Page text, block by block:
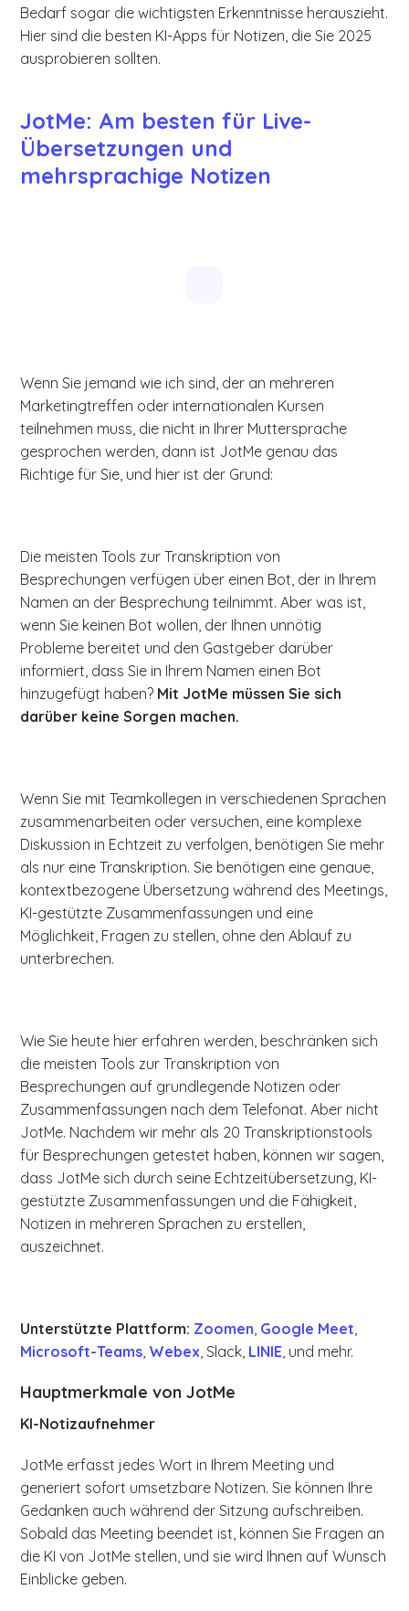
Bedarf sogar die wichtigsten Erkenntnisse herauszieht.
Hier sind die besten KI-Apps für Notizen, die Sie 2025
ausprobieren sollten.
JotMe: Am besten für Live-
Übersetzungen und
mehrsprachige Notizen
Wenn Sie jemand wie ich sind, der an mehreren
Marketingtreffen oder internationalen Kursen
teilnehmen muss, die nicht in Ihrer Muttersprache
gesprochen werden, dann ist JotMe genau das
Richtige für Sie, und hier ist der Grund:
Die meisten Tools zur Transkription von
Besprechungen verfügen über einen Bot, der in Ihrem
Namen an der Besprechung teilnimmt. Aber was ist,
wenn Sie keinen Bot wollen, der Ihnen unnötig
Probleme bereitet und den Gastgeber darüber
informiert, dass Sie in Ihrem Namen einen Bot
hinzugefügt haben? Mit JotMe müssen Sie sich
darüber keine Sorgen machen.
Wenn Sie mit Teamkollegen in verschiedenen Sprachen
zusammenarbeiten oder versuchen, eine komplexe
Diskussion in Echtzeit zu verfolgen, benötigen Sie mehr
als nur eine Transkription. Sie benötigen eine genaue,
kontextbezogene Übersetzung während des Meetings,
KI-gestützte Zusammenfassungen und eine
Möglichkeit, Fragen zu stellen, ohne den Ablauf zu
unterbrechen.
Wie Sie heute hier erfahren werden, beschränken sich
die meisten Tools zur Transkription von
Besprechungen auf grundlegende Notizen oder
Zusammenfassungen nach dem Telefonat. Aber nicht
JotMe. Nachdem wir mehr als 20 Transkriptionstools
für Besprechungen getestet haben, können wir sagen,
dass JotMe sich durch seine Echtzeitübersetzung, KI-
gestützte Zusammenfassungen und die Fähigkeit,
Notizen in mehreren Sprachen zu erstellen,
auszeichnet.
Unterstützte Plattform: Zoomen, Google Meet,
Microsoft-Teams, Webex, Slack, LINIE, und mehr.
Hauptmerkmale von JotMe
KI-Notizaufnehmer
JotMe erfasst jedes Wort in Ihrem Meeting und
generiert sofort umsetzbare Notizen. Sie können Ihre
Gedanken auch während der Sitzung aufschreiben.
Sobald das Meeting beendet ist, können Sie Fragen an
die KI von JotMe stellen, und sie wird Ihnen auf Wunsch
Einblicke geben.